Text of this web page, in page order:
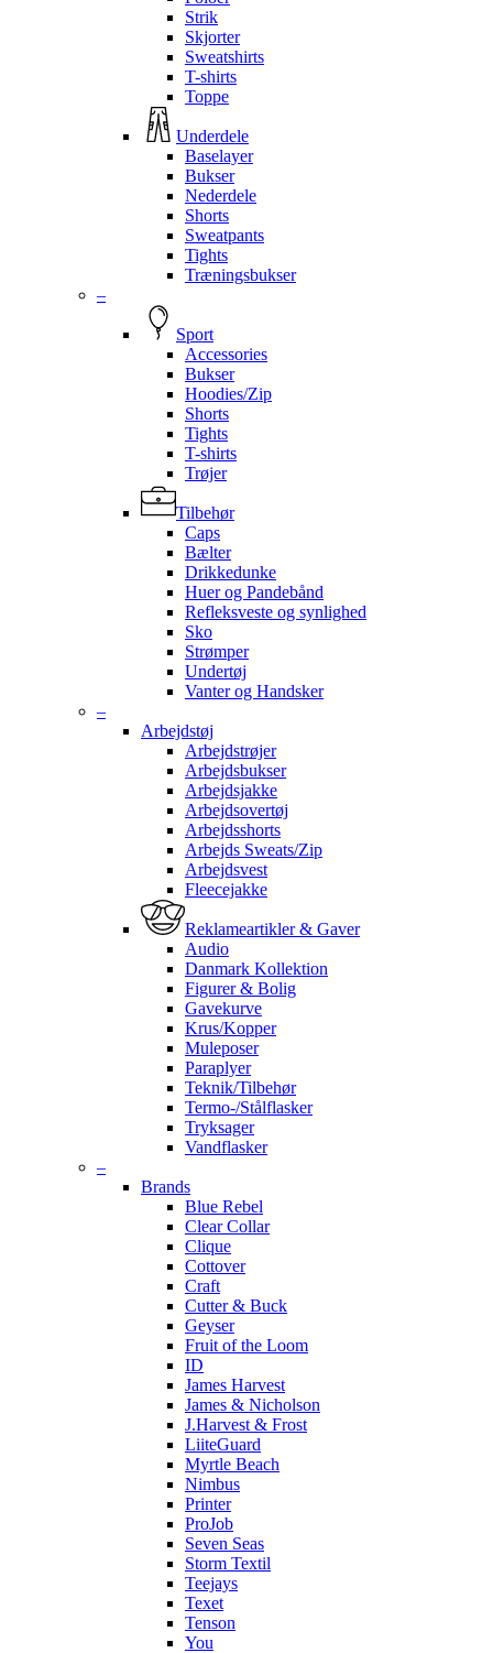
Strik
Skjorter
Sweatshirts
T-shirts
Toppe
Underdele
Baselayer
Bukser
Nederdele
Shorts
Sweatpants
Tights
Træningsbukser
–
Sport
Accessories
Bukser
Hoodies/Zip
Shorts
Tights
T-shirts
Trøjer
Tilbehør
Caps
Bælter
Drikkedunke
Huer og Pandebånd
Refleksveste og synlighed
Sko
Strømper
Undertøj
Vanter og Handsker
–
Arbejdstøj
Arbejdstrøjer
Arbejdsbukser
Arbejdsjakke
Arbejdsovertøj
Arbejdsshorts
Arbejds Sweats/Zip
Arbejdsvest
Fleecejakke
Reklameartikler & Gaver
Audio
Danmark Kollektion
Figurer & Bolig
Gavekurve
Krus/Kopper
Muleposer
Paraplyer
Teknik/Tilbehør
Termo-/Stålflasker
Tryksager
Vandflasker
–
Brands
Blue Rebel
Clear Collar
Clique
Cottover
Craft
Cutter & Buck
Geyser
Fruit of the Loom
ID
James Harvest
James & Nicholson
J.Harvest & Frost
LiiteGuard
Myrtle Beach
Nimbus
Printer
ProJob
Seven Seas
Storm Textil
Teejays
Texet
Tenson
You